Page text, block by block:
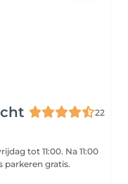
22
11:00. Na 11:00
is parkeren gratis.